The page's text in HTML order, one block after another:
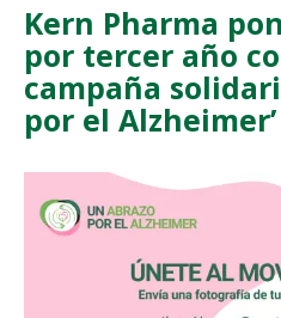
Kern Pharma
por tercer año
campaña
por el Alzheimer’